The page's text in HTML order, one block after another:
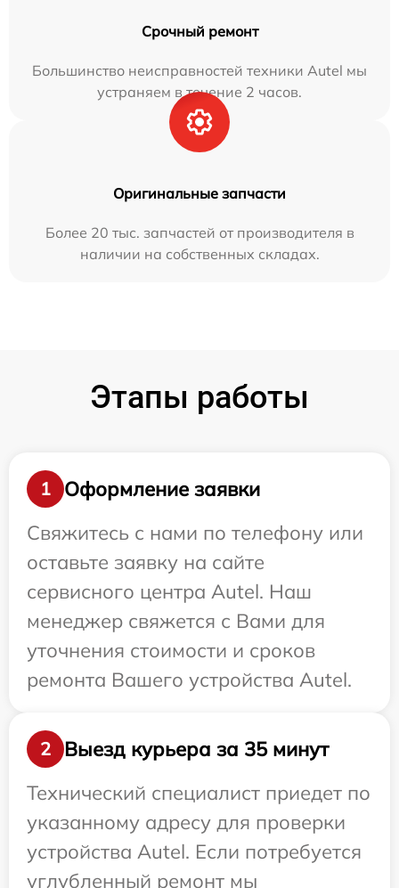
Срочный ремонт
Большинство неисправностей техники Autel мы
устраняем в течение 2 часов.
Оригинальные запчасти
Более 20 тыс. запчастей от производителя в
наличии на собственных складах.
Этапы работы
1
Оформление заявки
Свяжитесь с нами по телефону или
оставьте заявку на сайте
сервисного центра Autel. Наш
менеджер свяжется с Вами для
уточнения стоимости и сроков
ремонта Вашего устройства Autel.
2
Выезд курьера за 35 минут
Технический специалист приедет по
указанному адресу для проверки
устройства Autel. Если потребуется
углубленный ремонт мы